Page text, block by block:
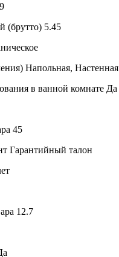
(брутто) 5.45
Напольная, Настенная
в ванной комнате Да
45
Гарантийный талон
12.7